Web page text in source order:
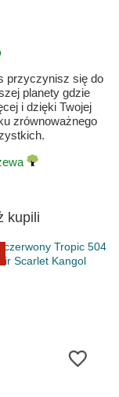
przyczynisz się do
planety gdzie
i dzięki Twojej
zrównoważnego
kupili